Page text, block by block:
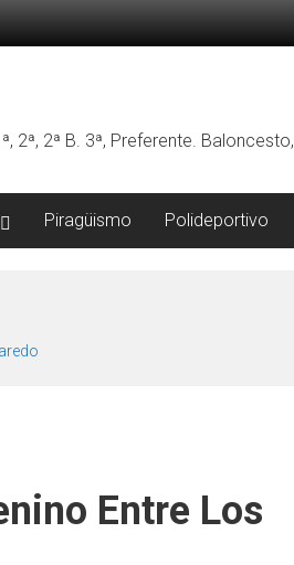
2ª, 2ª B. 3ª, Preferente.
Piragüismo Polideportivo
Entre Los